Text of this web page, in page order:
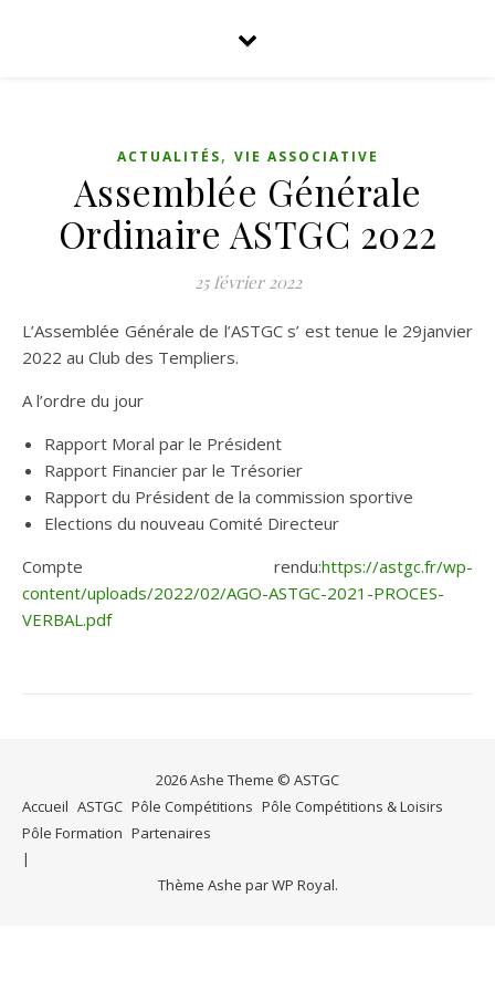
ACTUALITÉS, VIE ASSOCIATIVE
Assemblée Générale
Ordinaire ASTGC 2022
25 février 2022
L’Assemblée Générale de l’ASTGC s’ est tenue le 29janvier
2022 au Club des Templiers.
A l’ordre du jour
Rapport Moral par le Président
Rapport Financier par le Trésorier
Rapport du Président de la commission sportive
Elections du nouveau Comité Directeur
Compte rendu:https://astgc.fr/wp-
content/uploads/2022/02/AGO-ASTGC-2021-PROCES-
VERBAL.pdf
2026 Ashe Theme © ASTGC
Accueil ASTGC Pôle Compétitions Pôle Compétitions & Loisirs
Pôle Formation Partenaires
Thème Ashe parWP Royal.